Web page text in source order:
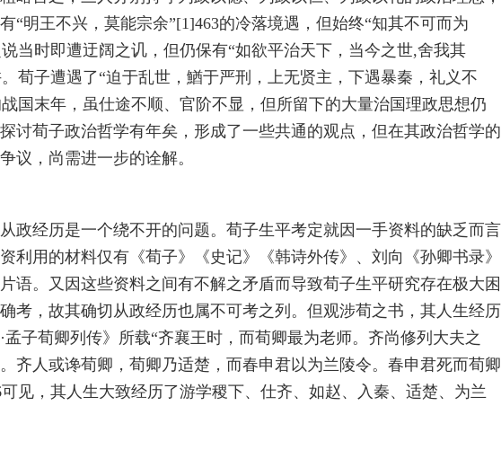
“明王不兴，莫能宗余”[1]463的冷落境遇，但始终“知其不可而为
当时即遭迂阔之讥，但仍保有“如欲平治天下，当今之世,舍我其
荀子遭遇了“迫于乱世，鰌于严刑，上无贤主，下遇暴秦，礼义不
国末年，虽仕途不顺、官阶不显，但所留下的大量治国理政思想仍
讨荀子政治哲学有年矣，形成了一些共通的观点，但在其政治哲学的
议，尚需进一步的诠解。
政经历是一个绕不开的问题。荀子生平考定就因一手资料的缺乏而言
利用的材料仅有《荀子》《史记》《韩诗外传》、刘向《孙卿书录》
语。又因这些资料之间有不解之矛盾而导致荀子生平研究存在极大困
考，故其确切从政经历也属不可考之列。但观涉荀之书，其人生经历
孟子荀卿列传》所载“齐襄王时，而荀卿最为老师。齐尚修列大夫之
齐人或谗荀卿，荀卿乃适楚，而春申君以为兰陵令。春申君死而荀卿
见，其人生大致经历了游学稷下、仕齐、如赵、入秦、适楚、为兰